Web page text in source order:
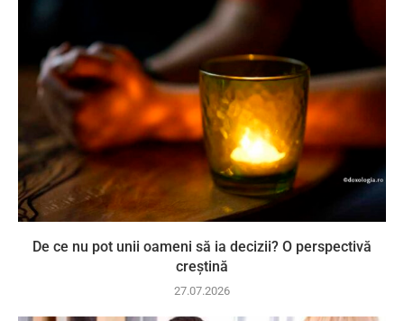
De ce nu pot unii oameni să ia decizii? O perspectivă
creștină
27.07.2026